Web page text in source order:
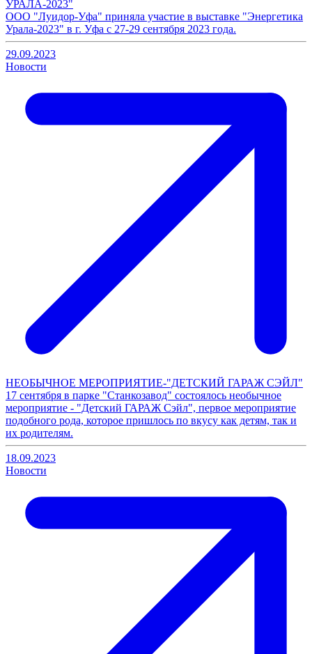
УРАЛА-2023"
ООО "Луидор-Уфа" приняла участие в выставке "Энергетика
Урала-2023" в г. Уфа с 27-29 сентября 2023 года.
29.09.2023
Новости
НЕОБЫЧНОЕ МЕРОПРИЯТИЕ-"ДЕТСКИЙ ГАРАЖ СЭЙЛ"
17 сентября в парке "Станкозавод" состоялось необычное
мероприятие - "Детский ГАРАЖ Сэйл", первое мероприятие
подобного рода, которое пришлось по вкусу как детям, так и
их родителям.
18.09.2023
Новости